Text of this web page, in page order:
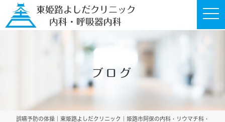
t
o
a
i
ブログ
誤嚥予防の体操｜東姫路よしだクリニック｜姫路市阿保の内科・リウマチ科・